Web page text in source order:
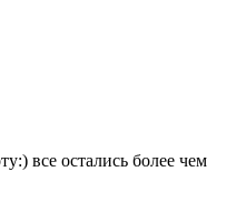
все остались более чем